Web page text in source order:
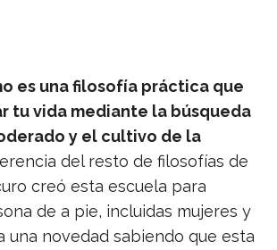
es una filosofía práctica que
tu vida mediante la búsqueda
y el cultivo de la
del resto de filosofías de
creó esta escuela para
de a pie, incluidas mujeres y
una novedad sabiendo que esta